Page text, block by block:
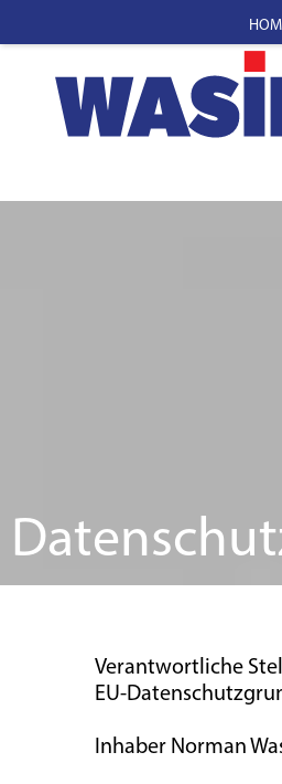
Verantwortliche
EU-
Inhaber Norman